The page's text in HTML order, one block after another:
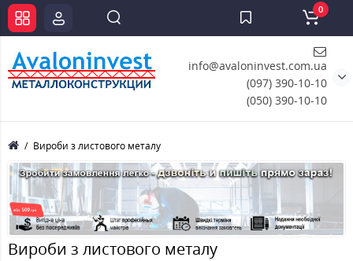
info@avaloninvest.com.ua
(097) 390-10-10
(050) 390-10-10
0
Вироби з листового металу
Вироби з листового металу